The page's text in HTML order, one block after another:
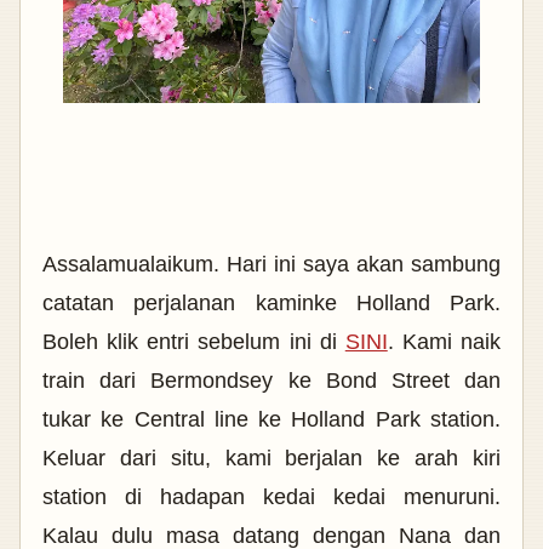
Assalamualaikum. Hari ini saya akan sambung
catatan perjalanan kaminke Holland Park.
Boleh klik entri sebelum ini di SINI. Kami naik
train dari Bermondsey ke Bond Street dan
tukar ke Central line ke Holland Park station.
Keluar dari situ, kami berjalan ke arah kiri
station di hadapan kedai kedai menuruni.
Kalau dulu masa datang dengan Nana dan